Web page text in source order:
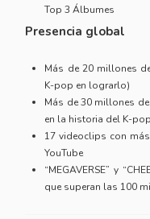
Top 3 Álbumes
Presencia global
Más de 20 millones
K-pop en lograrlo)
Más de 30 millones
en la historia del K-
17 videoclips con
YouTube
“MEGAVERSE” y
que superan las 100